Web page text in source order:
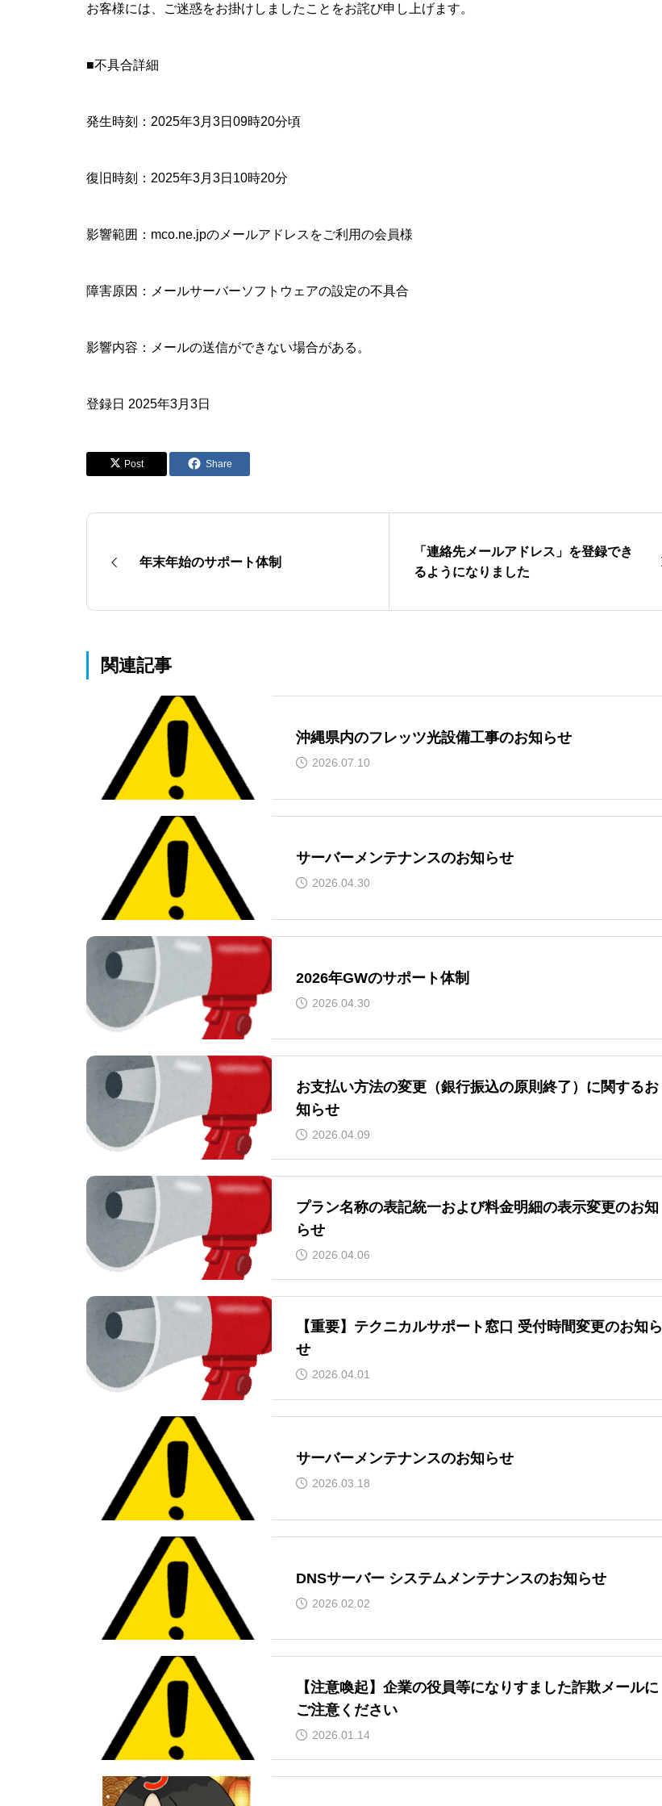
お客様には、ご迷惑をお掛けしましたことをお詫び申し上げます。
■不具合詳細
発生時刻：2025年3月3日09時20分頃
復旧時刻：2025年3月3日10時20分
影響範囲：mco.ne.jpのメールアドレスをご利用の会員様
障害原因：メールサーバーソフトウェアの設定の不具合
影響内容：メールの送信ができない場合がある。
登録日 2025年3月3日
Post Share
年末年始のサポート体制
「連絡先メールアドレス」を登録でき
るようになりました
関連記事
沖縄県内のフレッツ光設備工事のお知らせ
2026.07.10
サーバーメンテナンスのお知らせ
2026.04.30
2026年GWのサポート体制
2026.04.30
お支払い方法の変更（銀行振込の原則終了）に関するお
知らせ
2026.04.09
プラン名称の表記統一および料金明細の表示変更のお知
らせ
2026.04.06
【重要】テクニカルサポート窓口 受付時間変更のお知ら
せ
2026.04.01
サーバーメンテナンスのお知らせ
2026.03.18
DNSサーバー システムメンテナンスのお知らせ
2026.02.02
【注意喚起】企業の役員等になりすました詐欺メールに
ご注意ください
2026.01.14